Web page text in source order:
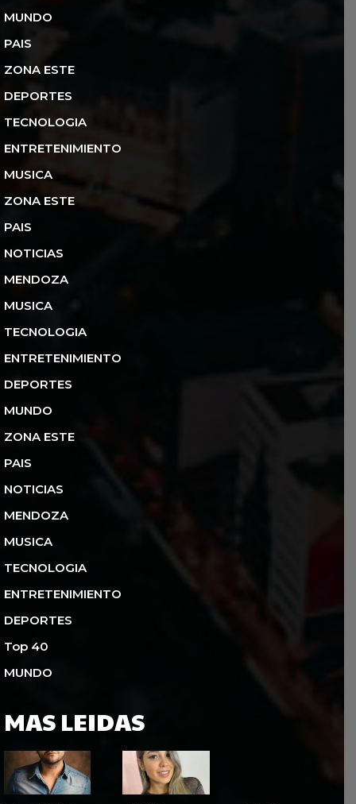
MUNDO
PAIS
ZONA ESTE
DEPORTES
TECNOLOGIA
ENTRETENIMIENTO
MUSICA
ZONA ESTE
PAIS
NOTICIAS
MENDOZA
MUSICA
TECNOLOGIA
ENTRETENIMIENTO
DEPORTES
MUNDO
ZONA ESTE
PAIS
NOTICIAS
MENDOZA
MUSICA
TECNOLOGIA
ENTRETENIMIENTO
DEPORTES
Top 40
MUNDO
MAS LEIDAS